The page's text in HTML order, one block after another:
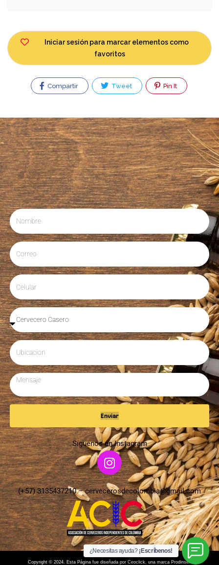
Iniciar sesión para marcar elementos como
favoritos
Compartir Tweet Pin It
Enviar
Síguenos en Instagram
(+57) 3135437210 –cervecerosdecolombia@gmail.com
Copyright © 2024. Esta Página fue diseñada por Ceoclick, una marca Prodinser.
¿Necesitas ayuda? ¡Escríbenos!